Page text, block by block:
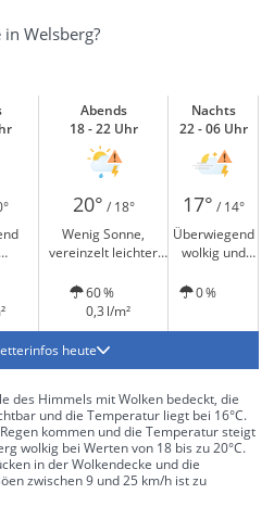
Welsberg?
Abends
18 - 22 Uhr
Nachts
22 - 06 Uhr
20° / 18° 17° / 14°
Wenig Sonne,
vereinzelt leichter
möglich
Überwiegend
wolkig und
möglich
60 %
0,3 l/m²
0 %
heute
des Himmels mit Wolken bedeckt, die
und die Temperatur liegt bei 16°C.
kommen und die Temperatur steigt
wolkig bei Werten von 18 bis zu 20°C.
in der Wolkendecke und die
zwischen 9 und 25 km/h ist zu